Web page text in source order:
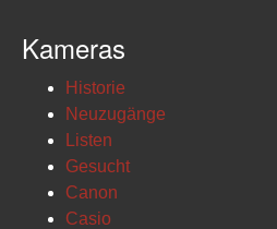
Kameras
Historie
Neuzugänge
Listen
Gesucht
Canon
Casio